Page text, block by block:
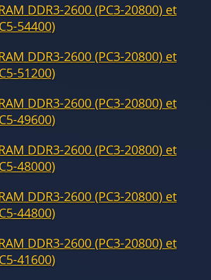
DDR3-2600 (PC3-20800) et
54400)
DDR3-2600 (PC3-20800) et
51200)
DDR3-2600 (PC3-20800) et
49600)
DDR3-2600 (PC3-20800) et
48000)
DDR3-2600 (PC3-20800) et
44800)
DDR3-2600 (PC3-20800) et
41600)